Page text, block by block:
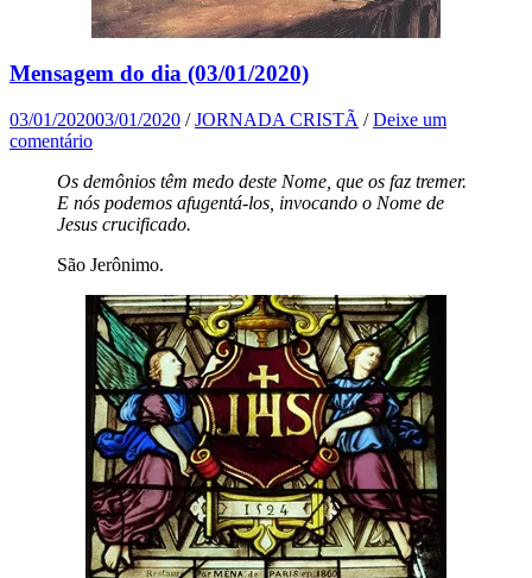
Mensagem do dia (03/01/2020)
03/01/202003/01/2020 /JORNADA CRISTÃ /Deixe um
comentário
Os demônios têm medo deste Nome, que os faz tremer.
E nós podemos afugentá-los, invocando o Nome de
Jesus crucificado.
São Jerônimo.